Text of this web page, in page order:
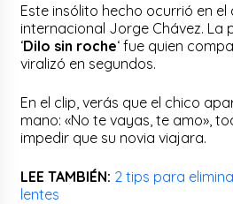
Este insólito hecho ocurrió en
internacional Jorge Chávez. La
‘Dilo sin roche‘ fue quien
viralizó en segundos.
En el clip, verás que el chico
mano: «No te vayas, te amo»,
impedir que su novia viajara.
LEE TAMBIÉN: 2 tips para
lentes